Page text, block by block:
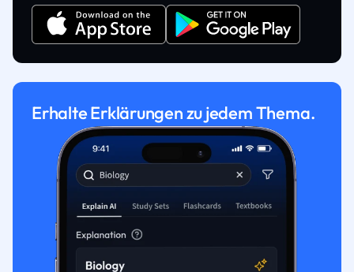
Erhalte Erklärungen zu jedem Thema.